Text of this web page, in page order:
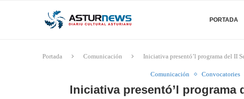
PORTADA
Portada Comunicación Iniciativa presentó’l programa del II
Comunicación Convocatories
Iniciativa presentó’l programa